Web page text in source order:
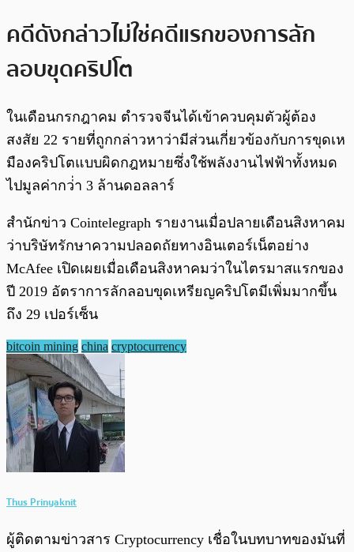
คดีดังกล่าวไม่ใช่คดีแรกของการลัก
ลอบขุดคริปโต
ในเดือนกรกฎาคม ตำรวจจีนได้เข้าควบคุมตัวผู้ต้อง
สงสัย 22 รายที่ถูกกล่าวหาว่ามีส่วนเกี่ยวข้องกับการขุดเห
มืองคริปโตแบบผิดกฎหมายซึ่งใช้พลังงานไฟฟ้าทั้งหมด
ไปมูลค่ากว่่า 3 ล้านดอลลาร์
สำนักข่าว Cointelegraph รายงานเมื่อปลายเดือนสิงหาคม
ว่าบริษัทรักษาความปลอดถัยทางอินเตอร์เน็ตอย่าง
McAfee เปิดเผยเมื่อเดือนสิงหาคมว่าในไตรมาสแรกของ
ปี 2019 อัตราการลักลอบขุดเหรียญคริปโตมีเพิ่มมากขึ้น
ถึง 29 เปอร์เซ็น
bitcoin mining china cryptocurrency
Thus Prinyaknit
ผู้ติดตามข่าวสาร Cryptocurrency เชื่อในบทบาทของมันที่